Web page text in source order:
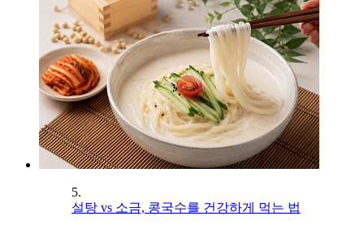
5.
설탕 vs 소금, 콩국수를 건강하게 먹는 법